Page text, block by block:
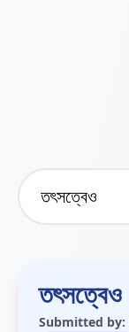
তৎসত্বেও
Submitted by: